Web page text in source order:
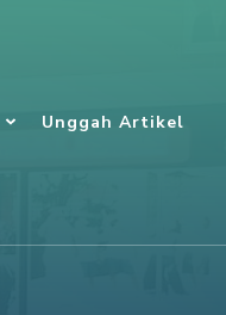
Unggah Artikel